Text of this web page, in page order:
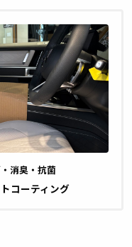
消臭・抗菌
コーティング